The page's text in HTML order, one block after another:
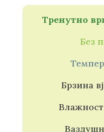
Тренутно
Без
Брзина
Влажност